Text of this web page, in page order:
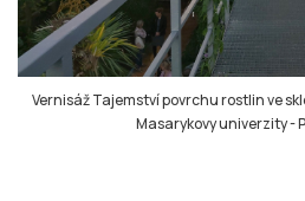
Vernisáž Tajemství povrchu rostlin ve
Masarykovy univerzity-